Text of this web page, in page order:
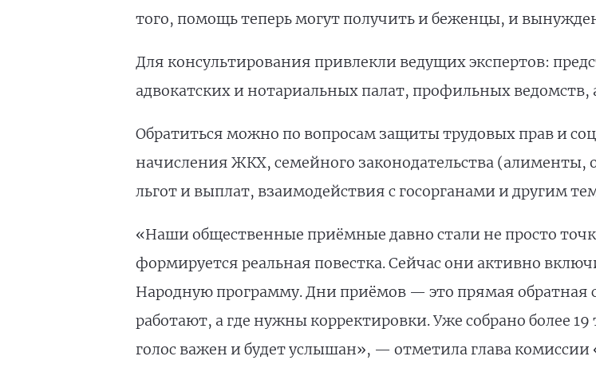
того, помощь теперь могут получить и беженцы, и
Для консультирования привлекли ведущих экспертов:
адвокатских и нотариальных палат, профильных
Обратиться можно по вопросам защиты трудовых прав и
начисления ЖКХ, семейного законодательства (алименты,
льгот и выплат, взаимодействия с госорганами и другим
«Наши общественные приёмные давно стали не просто
формируется реальная повестка. Сейчас они активно
Народную программу. Дни приёмов — это прямая обратная
работают, а где нужны корректировки. Уже собрано более
голос важен и будет услышан», — отметила глава